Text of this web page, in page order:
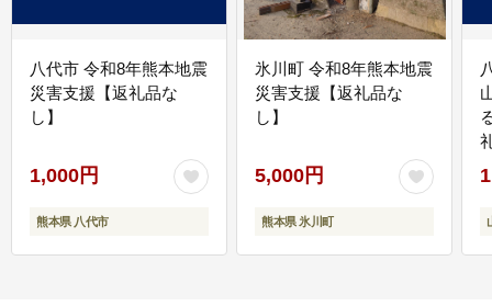
八代市 令和8年熊本地震
災害支援【返礼品な
し】
1,000円
熊本県 八代市
氷川町 令和8年熊本地震
災害支援【返礼品な
し】
5,000円
熊本県 氷川町